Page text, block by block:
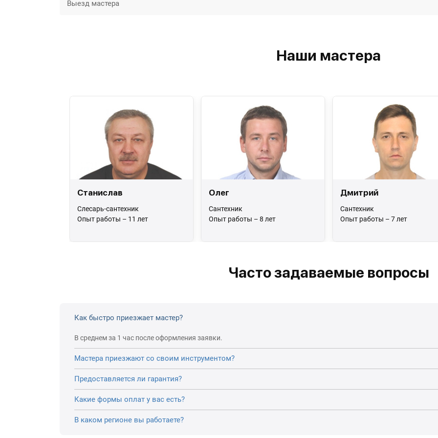
Выезд мастера
Наши мастера
Станислав
Слесарь-сантехник
Опыт работы – 11 лет
Олег
Сантехник
Опыт работы – 8 лет
Дмитрий
Сантехник
Опыт работы – 7 лет
Часто задаваемые вопросы
Как быстро приезжает мастер?
В среднем за 1 час после оформления заявки.
Мастера приезжают со своим инструментом?
Предоставляется ли гарантия?
Какие формы оплат у вас есть?
В каком регионе вы работаете?